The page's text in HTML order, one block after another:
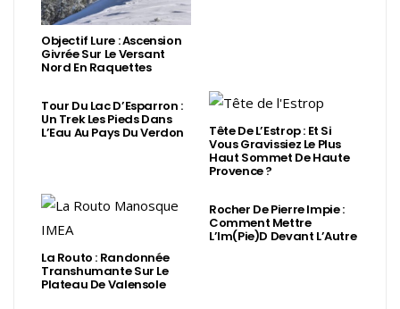
Objectif Lure : Ascension
Givrée Sur Le Versant
Nord En Raquettes
Tour Du Lac D’Esparron :
Un Trek Les Pieds Dans
L’Eau Au Pays Du Verdon Tête De L’Estrop : Et Si
Vous Gravissiez Le Plus
Haut Sommet De Haute
Provence ?
La Routo : Randonnée
Transhumante Sur Le
Plateau De Valensole
Rocher De Pierre Impie :
Comment Mettre
L’Im(Pie)d Devant L’Autre